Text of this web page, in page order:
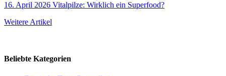
16. April 2026 Vitalpilze: Wirklich ein Superfood?
Weitere Artikel
Beliebte Kategorien